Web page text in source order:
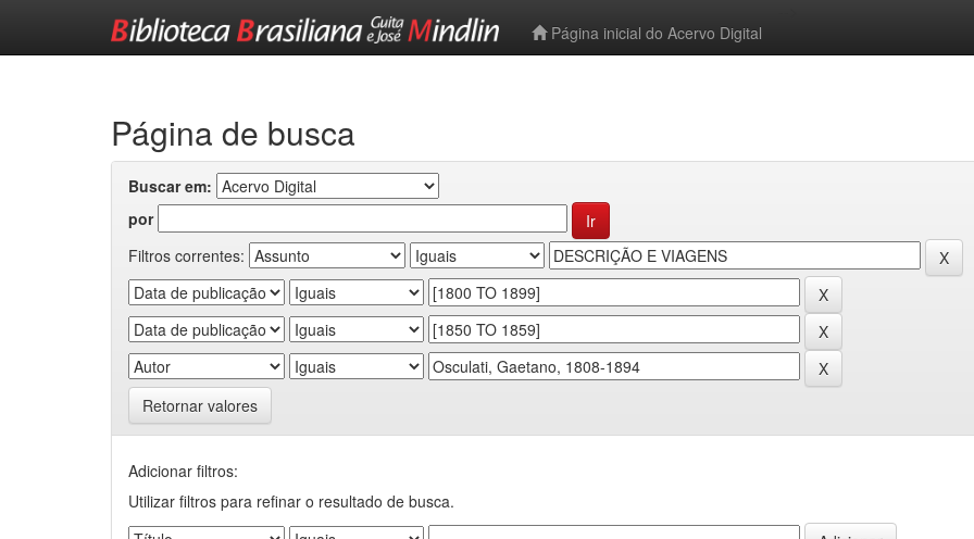
Página inicial do Acervo Digital
Página de busca
Buscar em:
por
Filtros correntes:
Retornar valores
Adicionar filtros:
Utilizar filtros para refinar o resultado de busca.